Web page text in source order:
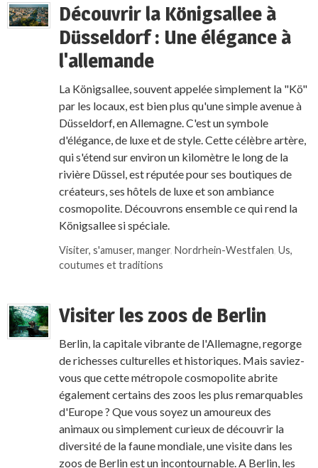
Découvrir la Königsallee à
Düsseldorf : Une élégance à
l'allemande
La Königsallee, souvent appelée simplement la "Kö"
par les locaux, est bien plus qu'une simple avenue à
Düsseldorf, en Allemagne. C'est un symbole
d'élégance, de luxe et de style. Cette célèbre artère,
qui s'étend sur environ un kilomètre le long de la
rivière Düssel, est réputée pour ses boutiques de
créateurs, ses hôtels de luxe et son ambiance
cosmopolite. Découvrons ensemble ce qui rend la
Königsallee si spéciale.
Visiter, s'amuser, manger ,Nordrhein-Westfalen ,Us,
coutumes et traditions
Visiter les zoos de Berlin
Berlin, la capitale vibrante de l'Allemagne, regorge
de richesses culturelles et historiques. Mais saviez-
vous que cette métropole cosmopolite abrite
également certains des zoos les plus remarquables
d'Europe ? Que vous soyez un amoureux des
animaux ou simplement curieux de découvrir la
diversité de la faune mondiale, une visite dans les
zoos de Berlin est un incontournable. A Berlin, les